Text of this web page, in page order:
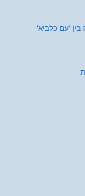
'עם כלביא'